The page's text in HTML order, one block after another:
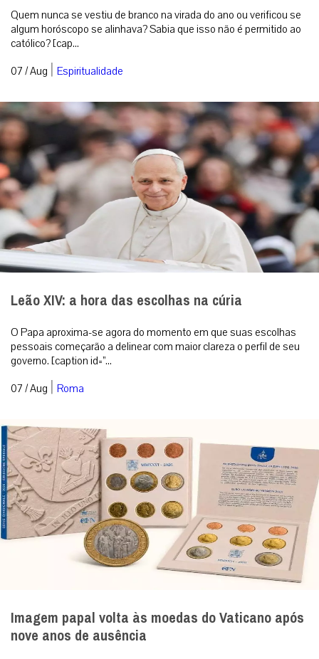
Quem nunca se vestiu de branco na virada do ano ou verificou se
algum horóscopo se alinhava? Sabia que isso não é permitido ao
católico? [cap...
07 / Aug | Espiritualidade
Leão XIV: a hora das escolhas na cúria
O Papa aproxima-se agora do momento em que suas escolhas
pessoais começarão a delinear com maior clareza o perfil de seu
governo. [caption id=”...
07 / Aug | Roma
Imagem papal volta às moedas do Vaticano após
nove anos de ausência